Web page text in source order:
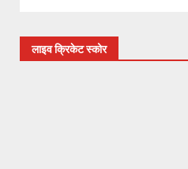
लाइव क्रिकेट स्कोर